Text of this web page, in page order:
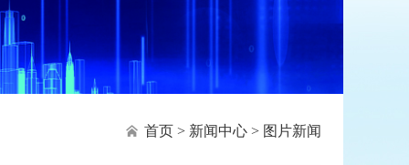
首页 > 新闻中心 > 图片新闻